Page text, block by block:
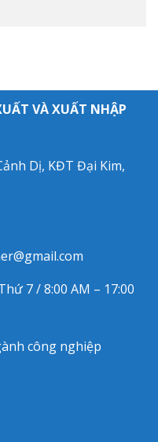
VÀ XUẤT NHẬP
Dị, KĐT Đại Kim,
7 / 8:00 AM – 17:00
công nghiệp